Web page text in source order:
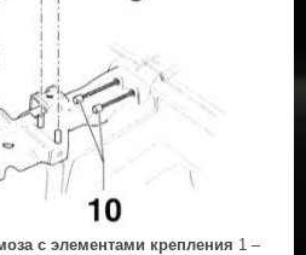
с элементами крепления 1 –